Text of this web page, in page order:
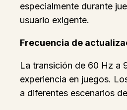
especialmente durante
usuario exigente.
Frecuencia de
La transición de 60 Hz a
experiencia en juegos.
a diferentes escenarios